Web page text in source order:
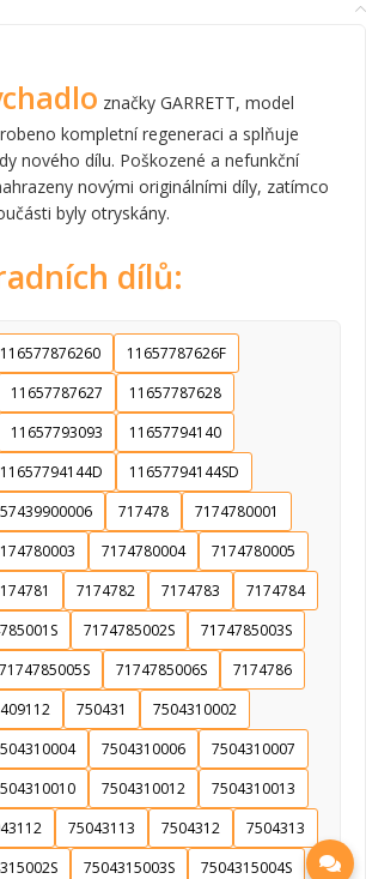
značky GARRETT, model
kompletní regeneraci a splňuje
nového dílu. Poškozené a nefunkční
novými originálními díly, zatímco
byly otryskány.
dílů:
116577876260
11657787626F
11657787627
11657787628
11657793093
11657794140
11657794144D
11657794144SD
57439900006 717478
7174780001
7174780004
7174780005
7174782 7174783
7174784
7174785002S
7174785003S
7174785005S 7174785006S
7174786
750431
7504310002
7504310006
7504310007
7504310012
7504310013
75043113 7504312
7504313
7504315003S
7504315004S